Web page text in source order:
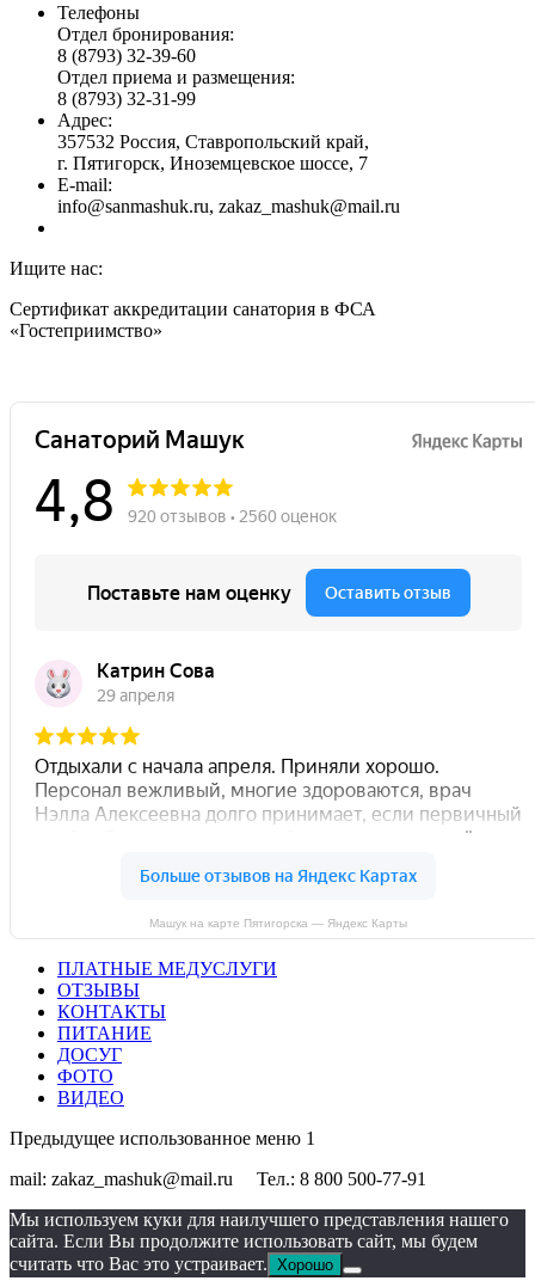
Телефоны
Отдел бронирования:
8 (8793) 32-39-60
Отдел приема и размещения:
8 (8793) 32-31-99
Адрес:
357532 Россия, Ставропольский край,
г. Пятигорск, Иноземцевское шоссе, 7
E-mail:
info@sanmashuk.ru, zakaz_mashuk@mail.ru
Ищите нас:
Страница
Вконтакте
Страница
Telegram
Сертификат аккредитации санатория в ФСА
«Гостеприимство»
Машук на карте Пятигорска — Яндекс Карты
ПЛАТНЫЕ МЕДУСЛУГИ
ОТЗЫВЫ
КОНТАКТЫ
ПИТАНИЕ
ДОСУГ
ФОТО
ВИДЕО
Предыдущее использованное меню 1
mail: zakaz_mashuk@mail.ru Тел.: 8 800 500-77-91
Вверх
Мы используем куки для наилучшего представления нашего
сайта. Если Вы продолжите использовать сайт, мы будем
считать что Вас это устраивает. Хорошо